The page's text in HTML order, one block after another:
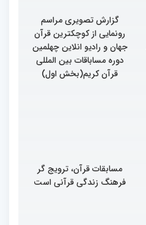
گزارش تصویری مراسم
رونمایی از کوچکترین قرآن
جهان و رادیو انلاین چهلمین
دوره مساباقات بین المللی
قرآن کریم(بخش اول)
مسابقات قرآن، ترویج گر
فرهنگ زندگی قرآنی است